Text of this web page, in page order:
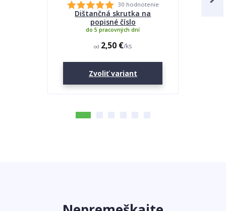
30 hodnotenie
Dištančná skrutka na
popisné číslo
od 2,50 €/ks
do 5 pracovných dní
Zvoliť variant